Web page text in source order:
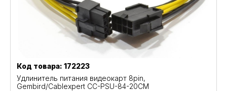
Код товара: 172223
Удлинитель питания видеокарт 8pin,
Gembird/Cablexpert CC-PSU-84-20CM